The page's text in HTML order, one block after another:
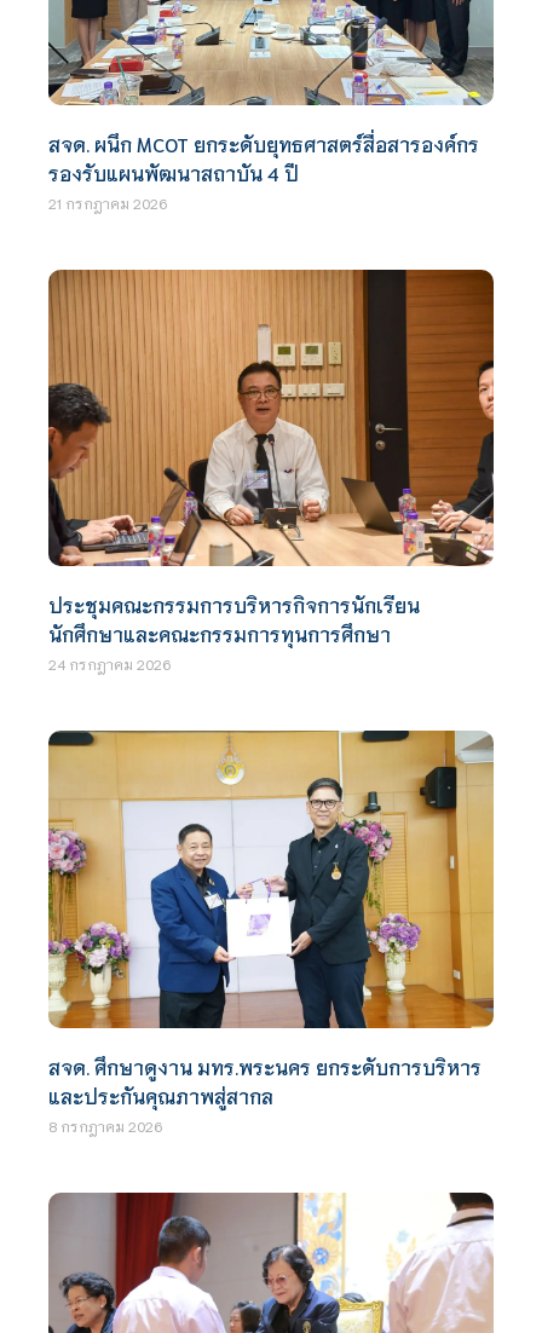
สจด. ผนึก MCOT ยกระดับยุทธศาสตร์สื่อสารองค์กร
รองรับแผนพัฒนาสถาบัน 4 ปี
21 กรกฎาคม 2026
ประชุมคณะกรรมการบริหารกิจการนักเรียน
นักศึกษาและคณะกรรมการทุนการศึกษา
24 กรกฎาคม 2026
สจด. ศึกษาดูงาน มทร.พระนคร ยกระดับการบริหาร
และประกันคุณภาพสู่สากล
8 กรกฎาคม 2026